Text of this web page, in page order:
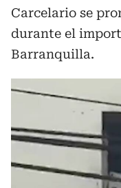
Carcelario se
durante el
Barranquilla.